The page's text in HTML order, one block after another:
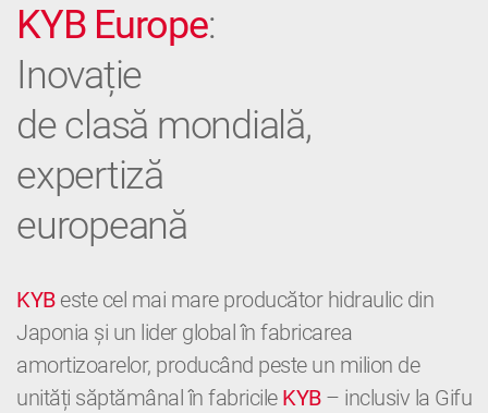
KYB Europe:
Inovație
de clasă mondială,
expertiză
europeană
KYBeste cel mai mare producător hidraulic din
Japonia și un lider global în fabricarea
amortizoarelor, producând peste un milion de
unități săptămânal în fabricile KYB– inclusiv la Gifu